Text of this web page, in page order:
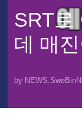
SRT로
데 매
by